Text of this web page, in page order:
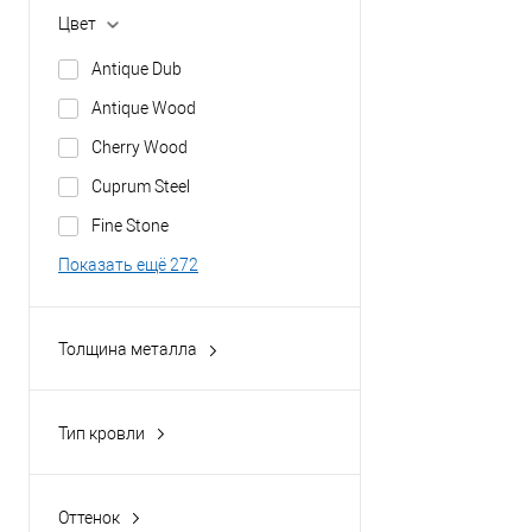
Металлпрофиль
Показать ещё 7
Кровля
кровля
Кровля, ограждения
Кровля, опалубка,
Цвет
Antique Dub
Antique Wood
Cherry Wood
Cuprum Steel
Fine Stone
Показать ещё 272
Толщина металла
Тип кровли
Оттенок